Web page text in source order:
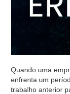
Quando uma
enfrenta um
trabalho anterior